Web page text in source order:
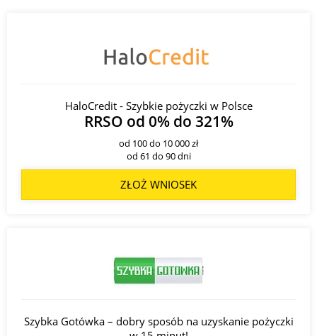
HaloCredit - Szybkie pożyczki w Polsce
RRSO od 0% do 321%
od 100 do 10 000 zł
od 61 do 90 dni
ZŁOŻ WNIOSEK
Szybka Gotówka – dobry sposób na uzyskanie pożyczki